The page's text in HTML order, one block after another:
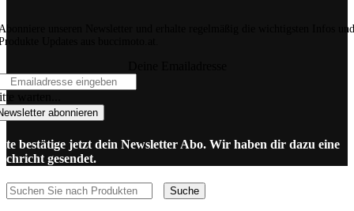
unseren Newsletter und erhalte regelmäßig die wichtigsten Infos und
Updates aus buccimoto.at.
warten...
abonnieren
bestätige jetzt dein Newsletter Abo. Wir haben dir dazu eine
gesendet.
Suche